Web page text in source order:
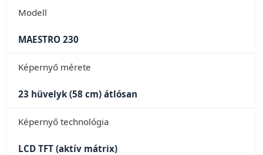
Modell
MAESTRO 230
Képernyő mérete
23 hüvelyk (58 cm) átlósan
Képernyő technológia
LCD TFT (aktív mátrix)